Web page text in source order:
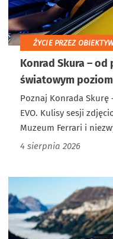
ŻYCIE PRZEZ
Konrad Skura –
światowym
Poznaj Konrada Skurę
EVO. Kulisy sesji
Muzeum Ferrari i
4 sierpnia 2026